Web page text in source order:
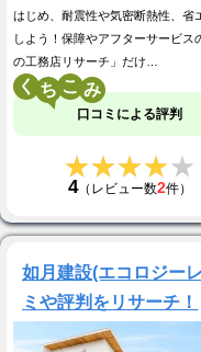
はじめ、耐震性や気密断熱性、省
しよう！保障やアフターサービ
の工務店リサーチ」だけ…
く こ
口コミによる評判
★★★★★
★★★★★
4（レビュー数2件）
如月建設(エコロジー
ミや評判をリサーチ！